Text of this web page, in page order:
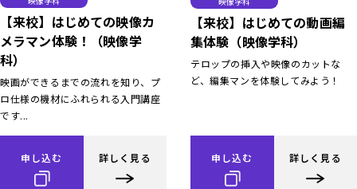
【来校】はじめての映像カ
メラマン体験！（映像学
科）
映画ができるまでの流れを知り、プ
ロ仕様の機材にふれられる入門講座
です...
申し込む 詳しく見る
【来校】はじめての動画編
集体験（映像学科）
テロップの挿入や映像のカットな
ど、編集マンを体験してみよう！
申し込む 詳しく見る